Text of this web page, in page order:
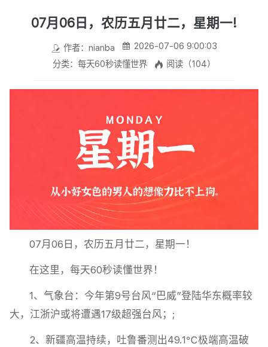
07月06日，农历五月廿二，星期一!
作者：nianba
2026-07-06 9:00:03
分类：每天60秒读懂世界
阅读（104）
07月06日，农历五月廿二，星期一！
在这里，每天60秒读懂世界！
1、气象台：今年第9号台风“巴威”登陆华东概率较
大，江浙沪或将遭遇17级超强台风；;
2、新疆高温持续，吐鲁番测出49.1℃极端高温破